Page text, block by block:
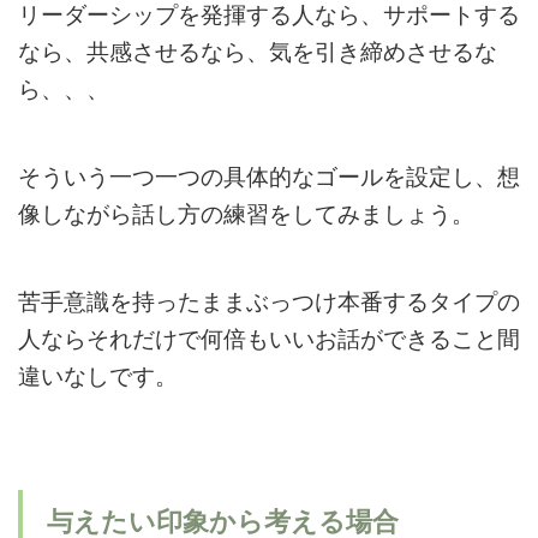
リーダーシップを発揮する人なら、サポートする
なら、共感させるなら、気を引き締めさせるな
ら、、、
そういう一つ一つの具体的なゴールを設定し、想
像しながら話し方の練習をしてみましょう。
苦手意識を持ったままぶっつけ本番するタイプの
人ならそれだけで何倍もいいお話ができること間
違いなしです。
与えたい印象から考える場合